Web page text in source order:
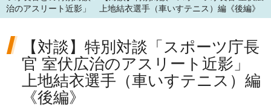
治のアスリート近影」 上地結衣選手（車いすテニス）編《後編》
【対談】特別対談「スポーツ庁長
官 室伏広治のアスリート近影」
上地結衣選手（車いすテニス）編
《後編》